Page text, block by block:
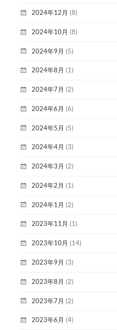
2024年12月 (8)
2024年10月 (8)
2024年9月 (5)
2024年8月 (1)
2024年7月 (2)
2024年6月 (6)
2024年5月 (5)
2024年4月 (3)
2024年3月 (2)
2024年2月 (1)
2024年1月 (2)
2023年11月 (1)
2023年10月 (14)
2023年9月 (3)
2023年8月 (2)
2023年7月 (2)
2023年6月 (4)